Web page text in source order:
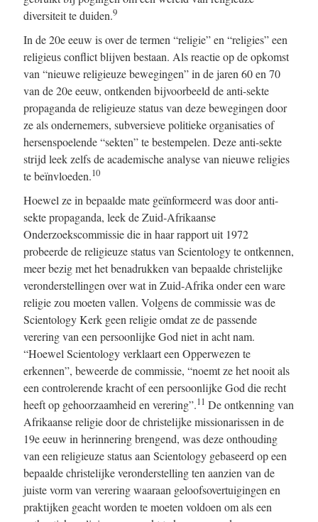
diversiteit te duiden.9
In de 20e eeuw is over de termen “religie” en “religies” een
religieus conflict blijven bestaan. Als reactie op de opkomst
van “nieuwe religieuze bewegingen” in de jaren 60 en 70
van de 20e eeuw, ontkenden bijvoorbeeld de anti-sekte
propaganda de religieuze status van deze bewegingen door
ze als ondernemers, subversieve politieke organisaties of
hersenspoelende “sekten” te bestempelen. Deze anti-sekte
strijd leek zelfs de academische analyse van nieuwe religies
te beïnvloeden.10
Hoewel ze in bepaalde mate geïnformeerd was door anti-
sekte propaganda, leek de Zuid-Afrikaanse
Onderzoekscommissie die in haar rapport uit 1972
probeerde de religieuze status van Scientology te ontkennen,
meer bezig met het benadrukken van bepaalde christelijke
veronderstellingen over wat in Zuid-Afrika onder een ware
religie zou moeten vallen. Volgens de commissie was de
Scientology Kerk geen religie omdat ze de passende
verering van een persoonlijke God niet in acht nam.
“Hoewel Scientology verklaart een Opperwezen te
erkennen”, beweerde de commissie, “noemt ze het nooit als
een controlerende kracht of een persoonlijke God die recht
heeft op gehoorzaamheid en verering”.11 De ontkenning van
Afrikaanse religie door de christelijke missionarissen in de
19e eeuw in herinnering brengend, was deze onthouding
van een religieuze status aan Scientology gebaseerd op een
bepaalde christelijke veronderstelling ten aanzien van de
juiste vorm van verering waaraan geloofsovertuigingen en
praktijken geacht worden te moeten voldoen om als een